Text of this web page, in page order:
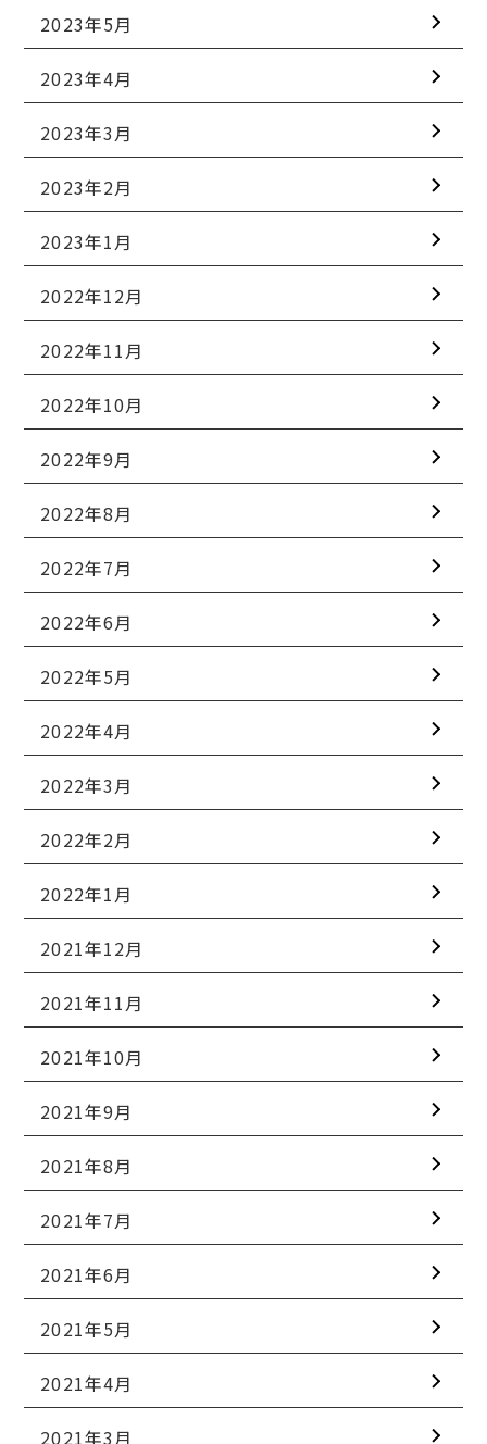
2023年5月
2023年4月
2023年3月
2023年2月
2023年1月
2022年12月
2022年11月
2022年10月
2022年9月
2022年8月
2022年7月
2022年6月
2022年5月
2022年4月
2022年3月
2022年2月
2022年1月
2021年12月
2021年11月
2021年10月
2021年9月
2021年8月
2021年7月
2021年6月
2021年5月
2021年4月
2021年3月